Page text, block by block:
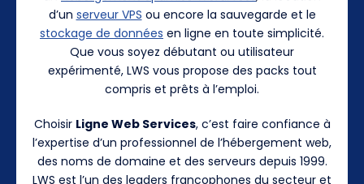
d’un serveur VPS ou encore la sauvegarde et le
stockage de données en ligne en toute simplicité.
Que vous soyez débutant ou utilisateur
expérimenté, LWS vous propose des packs tout
compris et prêts à l’emploi.
Choisir Ligne Web Services, c’est faire confiance à
l’expertise d’un professionnel de l’hébergement web,
des noms de domaine et des serveurs depuis 1999.
LWS est l’un des leaders francophones du secteur et